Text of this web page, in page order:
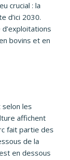
crucial : la
d’ici 2030.
bovins et en
les
affichent
fait partie des
de la
en dessous